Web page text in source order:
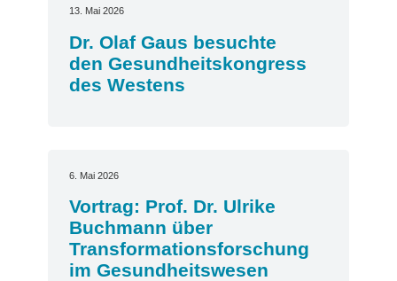
13. Mai 2026
Dr. Olaf Gaus besuchte
den Gesundheitskongress
des Westens
6. Mai 2026
Vortrag: Prof. Dr. Ulrike
Buchmann über
Transformationsforschung
im Gesundheitswesen